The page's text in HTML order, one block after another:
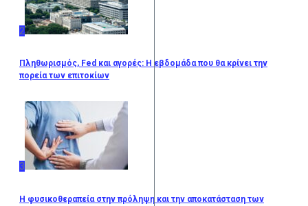
2
Πληθωρισμός, Fed και αγορές: Η εβδομάδα που θα κρίνει την
πορεία των επιτοκίων
3
Η φυσικοθεραπεία στην πρόληψη και την αποκατάσταση των